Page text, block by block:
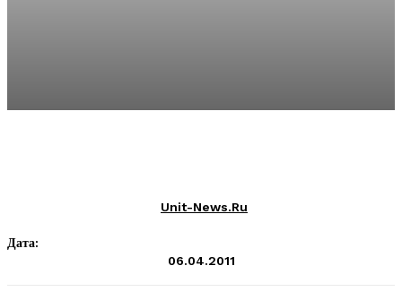
Unit-News.ru
Дата:
06.04.2011